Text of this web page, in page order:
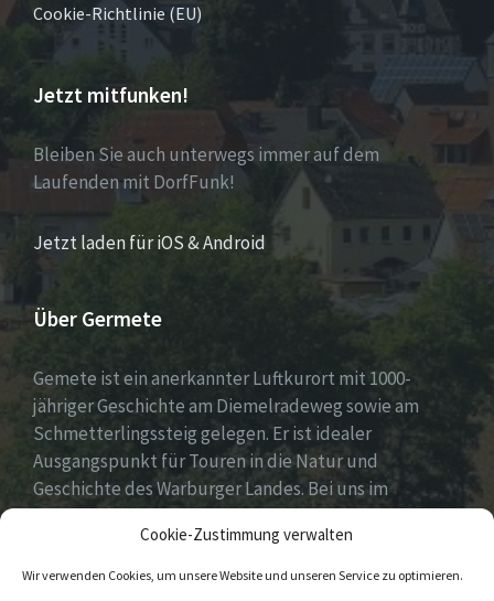
Cookie-Zustimmung verwalten
Wir verwenden Cookies, um unsere Website und unseren Service zu optimieren.
Cookie-Richtlinie (EU)
Jetzt mitfunken!
Bleiben Sie auch unterwegs immer auf dem
Laufenden mit DorfFunk!
Jetzt laden für iOS & Android
Über Germete
Gemete ist ein anerkannter Luftkurort mit 1000-
jähriger Geschichte am Diemelradeweg sowie am
Schmetterlingssteig gelegen. Er ist idealer
Ausgangspunkt für Touren in die Natur und
Geschichte des Warburger Landes. Bei uns im
Diemeltal gibt es ein buntes Dorfleben und viel
ehrenamtliches Engagement.